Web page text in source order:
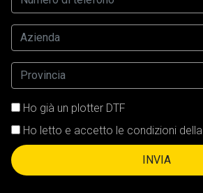
Ho già un plotter DTF
Ho letto e accetto le condizioni della
INVIA